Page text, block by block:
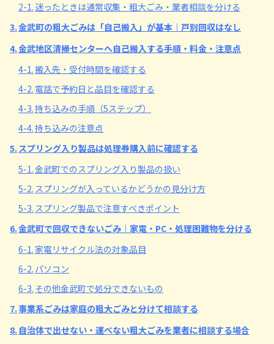
2-1. 迷ったときは通常収集・粗大ごみ・業者相談を分ける
3.金武町の粗大ごみは「自己搬入」が基本｜戸別回収はなし
4.金武地区清掃センターへ自己搬入する手順・料金・注意点
4-1.搬入先・受付時間を確認する
4-2. 電話で予約日と品目を確認する
4-3.持ち込みの手順（5ステップ）
4-4.持ち込みの注意点
5. スプリング入り製品は処理券購入前に確認する
5-1.金武町でのスプリング入り製品の扱い
5-2. スプリングが入っているかどうかの見分け方
5-3. スプリング製品で注意すべきポイント
6.金武町で回収できないごみ｜家電・PC・処理困難物を分ける
6-1.家電リサイクル法の対象品目
6-2. パソコン
6-3. その他金武町で処分できないもの
7.事業系ごみは家庭の粗大ごみと分けて相談する
8. 自治体で出せない・運べない粗大ごみを業者に相談する場合